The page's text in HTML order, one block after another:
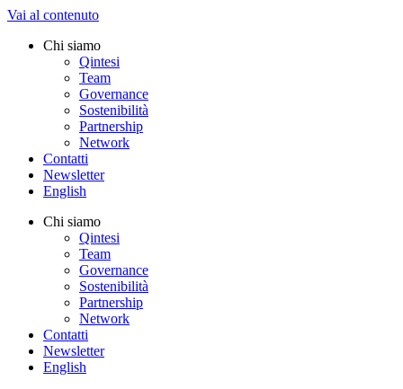
Vai al contenuto
Chi siamo
Qintesi
Team
Governance
Sostenibilità
Partnership
Network
Contatti
Newsletter
English
Chi siamo
Qintesi
Team
Governance
Sostenibilità
Partnership
Network
Contatti
Newsletter
English